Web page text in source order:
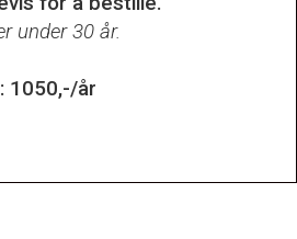
under 30 år.
1050,-/år